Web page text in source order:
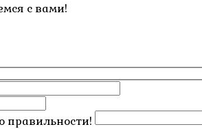
с вами!
правильности!